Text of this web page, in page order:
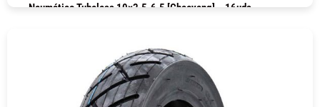
Neumático Tubeless 10×2.5-6.5 [Chaoyang] – 16uds